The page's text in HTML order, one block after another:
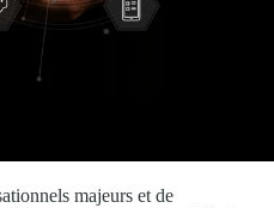
majeurs et de